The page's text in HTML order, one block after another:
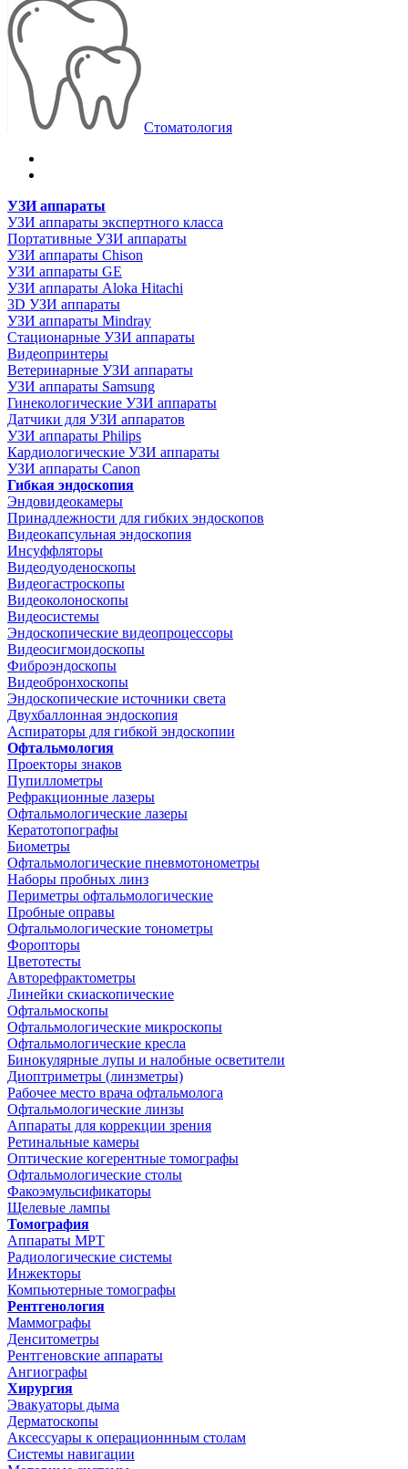
Стоматология
УЗИ аппараты
УЗИ аппараты экспертного класса
Портативные УЗИ аппараты
УЗИ аппараты Chison
УЗИ аппараты GE
УЗИ аппараты Aloka Hitachi
3D УЗИ аппараты
УЗИ аппараты Mindray
Стационарные УЗИ аппараты
Видеопринтеры
Ветеринарные УЗИ аппараты
УЗИ аппараты Samsung
Гинекологические УЗИ аппараты
Датчики для УЗИ аппаратов
УЗИ аппараты Philips
Кардиологические УЗИ аппараты
УЗИ аппараты Canon
Гибкая эндоскопия
Эндовидеокамеры
Принадлежности для гибких эндоскопов
Видеокапсульная эндоскопия
Инсуффляторы
Видеодуоденоскопы
Видеогастроскопы
Видеоколоноскопы
Видеосистемы
Эндоскопические видеопроцессоры
Видеосигмоидоскопы
Фиброэндоскопы
Видеобронхоскопы
Эндоскопические источники света
Двухбаллонная эндоскопия
Аспираторы для гибкой эндоскопии
Офтальмология
Проекторы знаков
Пупиллометры
Рефракционные лазеры
Офтальмологические лазеры
Кератотопографы
Биометры
Офтальмологические пневмотонометры
Наборы пробных линз
Периметры офтальмологические
Пробные оправы
Офтальмологические тонометры
Форопторы
Цветотесты
Авторефрактометры
Линейки скиаскопические
Офтальмоскопы
Офтальмологические микроскопы
Офтальмологические кресла
Бинокулярные лупы и налобные осветители
Диоптриметры (линзметры)
Рабочее место врача офтальмолога
Офтальмологические линзы
Аппараты для коррекции зрения
Ретинальные камеры
Оптические когерентные томографы
Офтальмологические столы
Факоэмульсификаторы
Щелевые лампы
Томография
Аппараты МРТ
Радиологические системы
Инжекторы
Компьютерные томографы
Рентгенология
Маммографы
Денситометры
Рентгеновские аппараты
Ангиографы
Хирургия
Эвакуаторы дыма
Дерматоскопы
Аксессуары к операционнным столам
Системы навигации